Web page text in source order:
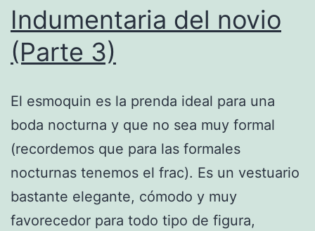
Indumentaria del novio
(Parte 3)
El esmoquin es la prenda ideal para una
boda nocturna y que no sea muy formal
(recordemos que para las formales
nocturnas tenemos el frac). Es un vestuario
bastante elegante, cómodo y muy
favorecedor para todo tipo de figura,